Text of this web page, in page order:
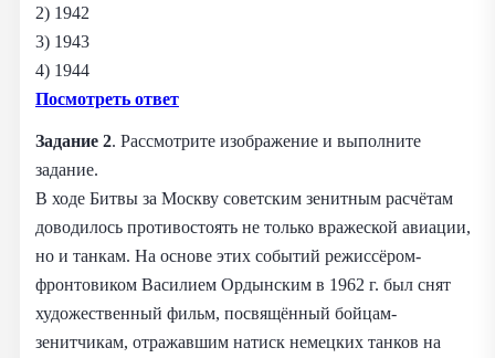
2) 1942
3) 1943
4) 1944
Посмотреть ответ
Задание 2. Рассмотрите изображение и выполните
задание.
В ходе Битвы за Москву советским зенитным расчётам
доводилось противостоять не только вражеской авиации,
но и танкам. На основе этих событий режиссёром-
фронтовиком Василием Ордынским в 1962 г. был снят
художественный фильм, посвящённый бойцам-
зенитчикам, отражавшим натиск немецких танков на